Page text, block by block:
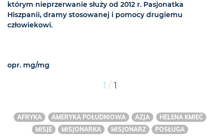
którym nieprzerwanie służy od 2012 r. Pasjonatka
Hiszpanii, dramy stosowanej i pomocy drugiemu
człowiekowi.
opr. mg/mg
1 / 1
AFRYKA AMERYKA POŁUDNIOWA AZJA
HELENA KMIEĆ
MISJE
MISJONARKA MISJONARZ
POSŁUGA